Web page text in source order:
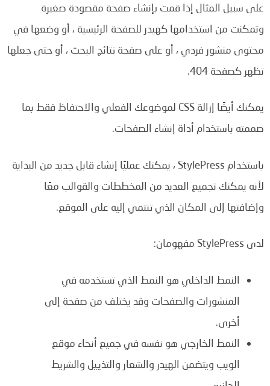
على سبيل المثال إذا قمت بإنشاء صفحة مقصودة صغيرة
وتمكنت من استخدامها كهيدر للصفحة الرئيسية ، أو وضعها في
محتوى منشور فردي ، أو على صفحة نتائج البحث ، أو حتى جعلها
تظهر كصفحة 404.
يمكنك أيضًا إزالة CSS لموضوعك الفعلي والاحتفاظ فقط بما
صممته باستخدام أداة إنشاء الصفحات.
باستخدام StylePress ، يمكنك عمليًا إنشاء قابل جديد من البداية
لأنه يمكنك تجميع العديد من المخططات والقوالب معًا
وإضافتها إلى المكان الذي تنتمي إليه على الموقع.
لدى StylePress مفهومان:
النمط الداخلي هو النمط الذي تستخدمه في
المنشورات والصفحات وقد يختلف من صفحة إلى
أخرى.
النمط الخارجي هو نفسه في جميع أنحاء موقع
الويب ويتضمن الهيدر والشعار والتذييل والشريط